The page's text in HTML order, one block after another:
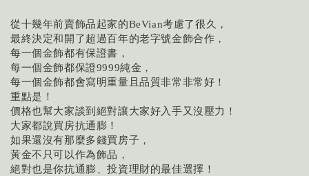
從十幾年前賣飾品起家的BeVian考慮了很久，
最終決定和開了超過百年的老字號金飾合作，
每一個金飾都有保證書，
每一個金飾都保證9999純金，
每一個金飾都會寫明重量且品質非常非常好！
重點是！
價格也幫大家談到絕對讓大家好入手又沒壓力！
大家都說買房抗通膨！
如果還沒有那麼多錢買房子，
黃金不只可以作為飾品，
絕對也是你抗通膨、投資理財的最佳選擇！